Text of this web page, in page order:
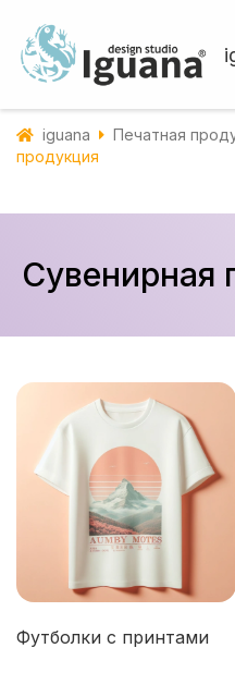
iguana Печатная
продукция
Сувенирная
Футболки с принтами